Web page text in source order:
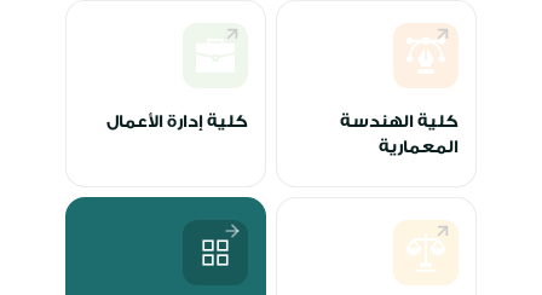
كلية الهندسة
المعمارية
كلية إدارة الأعمال